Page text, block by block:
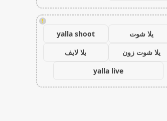
!
يلا شوت
yalla shoot
يلا شوت زون
يلا لايف
yalla live